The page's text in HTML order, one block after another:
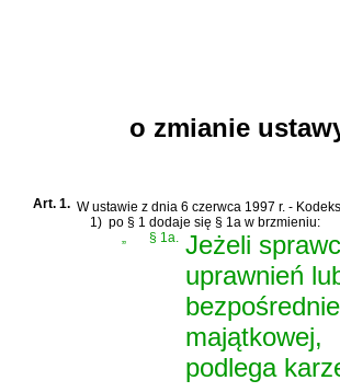
o zmianie
Art. 1. Wustawie z dnia 6 czerwca 1997 r. -
1) po § 1 dodaje się § 1a w brzmieniu:
„
§ 1a. Jeżeli
uprawnień
majątkowej,
podlega